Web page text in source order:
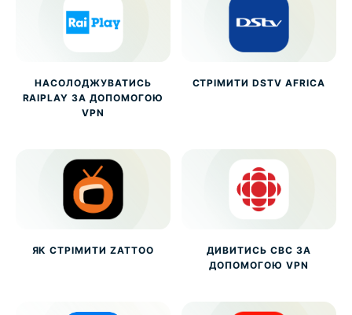
НАСОЛОДЖУВАТИСЬ
RAIPLAY ЗА ДОПОМОГОЮ
VPN
СТРІМИТИ DSTV AFRICA
ЯК СТРІМИТИ ZATTOO
ДИВИТИСЬ CBC ЗА
ДОПОМОГОЮ VPN